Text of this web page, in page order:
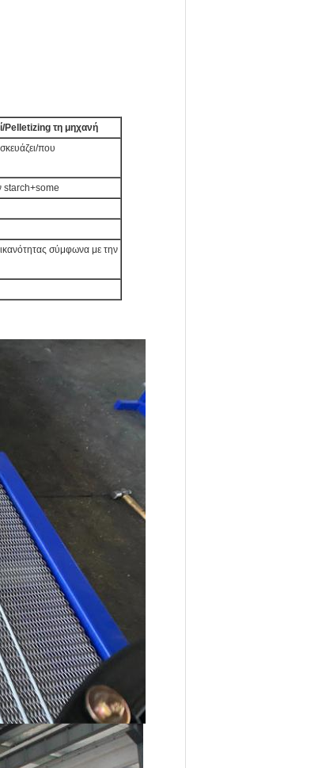
Pelletizing τη μηχανή
που
starch+some
σύμφωνα με την